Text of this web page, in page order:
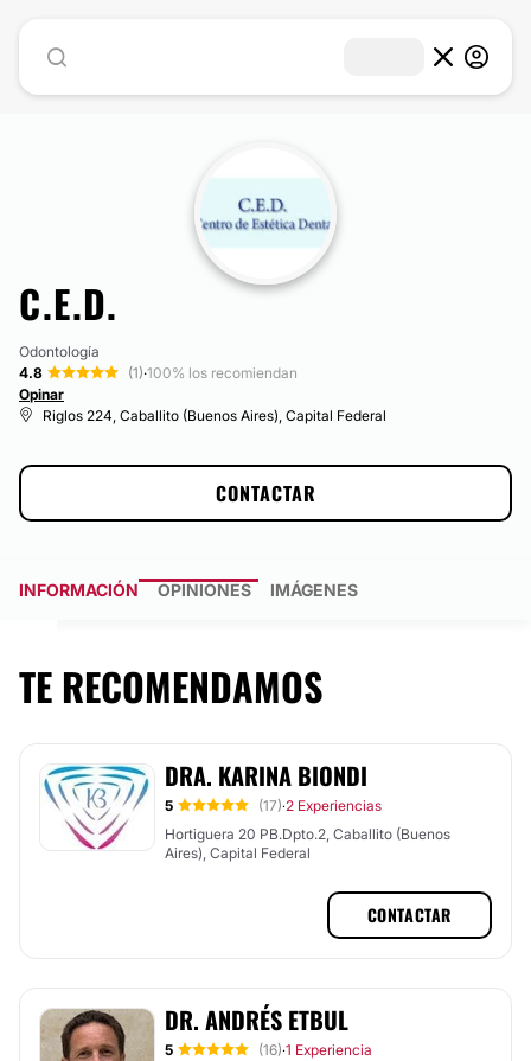
C.E.D.
Odontología
4.8
(1)·100% los recomiendan
Opinar
Riglos 224, Caballito (Buenos Aires), Capital Federal
CONTACTAR
INFORMACIÓN OPINIONES IMÁGENES
TE RECOMENDAMOS
DRA. KARINA BIONDI
5 (17)·2 Experiencias
Hortiguera 20 PB.Dpto.2, Caballito (Buenos
Aires), Capital Federal
CONTACTAR
DR. ANDRÉS ETBUL
5 (16)·1 Experiencia